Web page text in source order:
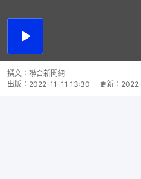
播
撰文： 聯合新聞網
出版： 2022-11-11 13:30 更新：